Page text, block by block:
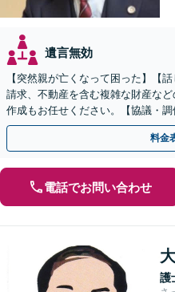
遺言無効
【突然親が亡くなって困った】【
請求、不動産を含む複雑な財産な
作成もお任せください。【協議・
で早期解決を！【地下鉄大通駅か
料金
電話でお問い合わせ
護